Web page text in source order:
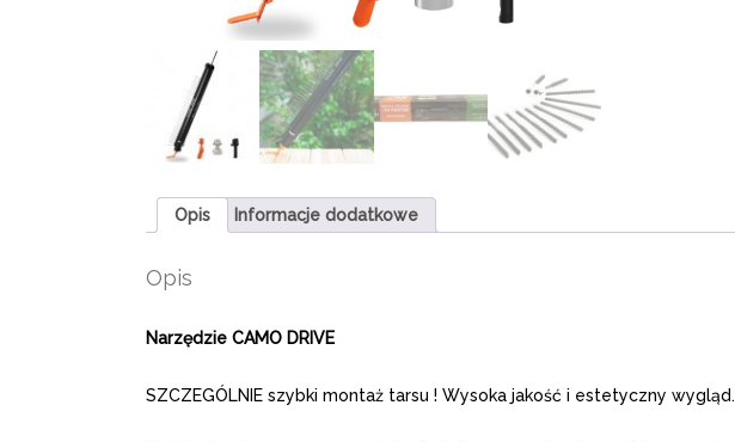
Opis Informacje dodatkowe
Opis
Narzędzie CAMO DRIVE
SZCZEGÓLNIE szybki montaż tarsu ! Wysoka jakość i estetyczny wygląd.